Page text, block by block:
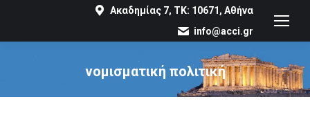
Ακαδημίας 7, ΤΚ: 10671, Αθήνα
info@acci.gr
νομισματική πολιτική
You are here: